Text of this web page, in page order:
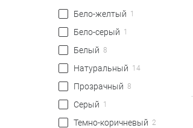
Бело-желтый 1
Бело-серый 1
Белый 8
Натуральный 14
Прозрачный 8
Серый 1
Темно-коричневый 2